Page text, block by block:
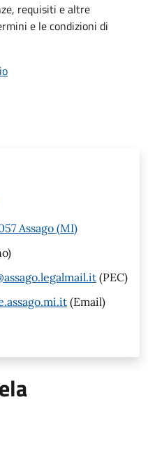
requisiti e altre
e le condizioni di
Assago (MI)
(PEC)
(Email)